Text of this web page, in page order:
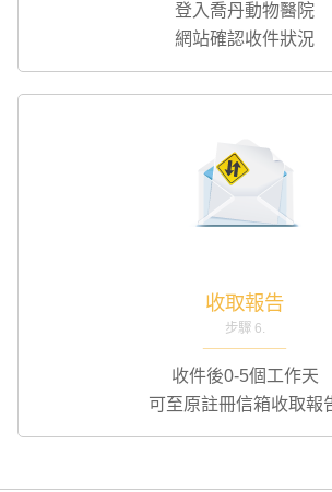
登入喬丹動物醫院
網站確認收件狀況
收取報告
步驟 6.
收件後0-5個工作天
可至原註冊信箱收取報